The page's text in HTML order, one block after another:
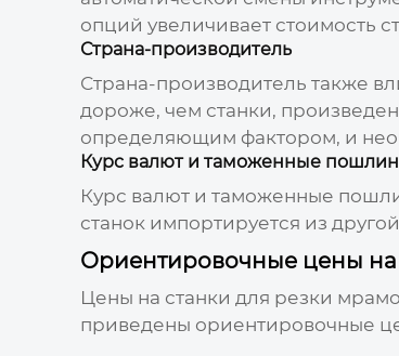
опций увеличивает стоимость
Страна-производитель
Страна-производитель также
дороже, чем станки,
определяющим фактором, и
Курс валют и таможенные
Курс валют и таможенные
станок импортируется из
Ориентировочные цены
Цены на станки для резки
приведены ориентировочные